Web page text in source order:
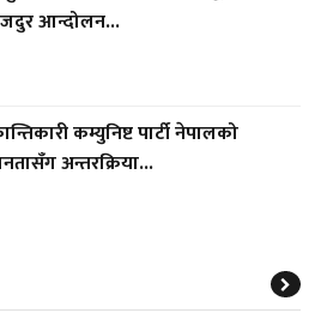
आन्दोलन...
कम्युनिष्ट पार्टी नेपालको
अन्तरक्रिया...